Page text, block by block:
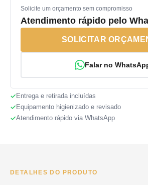
Solicite um orçamento sem compromisso
Atendimento rápido pelo
SOLICITAR
Falar no
Entrega e retirada incluídas
Equipamento higienizado e revisado
Atendimento rápido via WhatsApp
DETALHES DO PRODUTO